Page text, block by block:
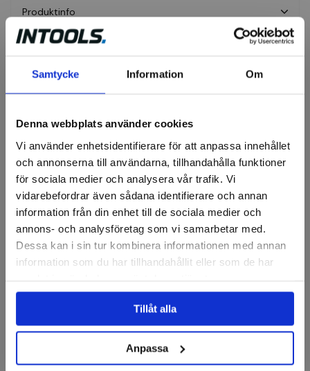
Samtycke Information Om
Denna webbplats använder cookies
Vi använder enhetsidentifierare för att anpassa innehållet
och annonserna till användarna, tillhandahålla funktioner
för sociala medier och analysera vår trafik. Vi
vidarebefordrar även sådana identifierare och annan
information från din enhet till de sociala medier och
annons- och analysföretag som vi samarbetar med.
Dessa kan i sin tur kombinera informationen med annan
information som du har tillhandahållit eller som de har
Tillåt alla
Anpassa
Produktinfo
Fråga om produkt
Recensioner
Fiberrondeller
Fiberrondell Keramisk
Finns i fler varianter